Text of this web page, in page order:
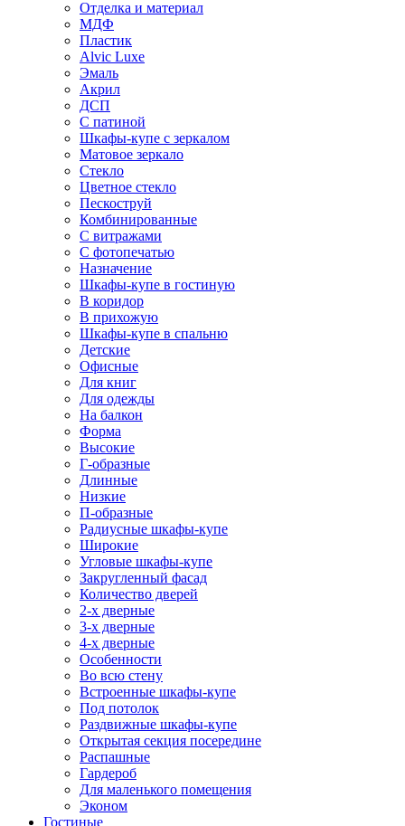
Отделка и материал
МДФ
Пластик
Alvic Luxe
Эмаль
Акрил
ДСП
С патиной
Шкафы-купе с зеркалом
Матовое зеркало
Стекло
Цветное стекло
Пескоструй
Комбинированные
С витражами
С фотопечатью
Назначение
Шкафы-купе в гостиную
В коридор
В прихожую
Шкафы-купе в спальню
Детские
Офисные
Для книг
Для одежды
На балкон
Форма
Высокие
Г-образные
Длинные
Низкие
П-образные
Радиусные шкафы-купе
Широкие
Угловые шкафы-купе
Закругленный фасад
Количество дверей
2-х дверные
3-х дверные
4-х дверные
Особенности
Во всю стену
Встроенные шкафы-купе
Под потолок
Раздвижные шкафы-купе
Открытая секция посередине
Распашные
Гардероб
Для маленького помещения
Эконом
Гостиные